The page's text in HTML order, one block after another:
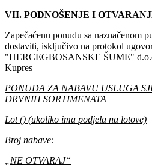
VII. PODNOŠENJE I
Zapečaćenu ponudu sa naznačenom
dostaviti, isključivo na protokol
"HERCEGBOSANSKE ŠUME"
Kupres
PONUDA ZA NABAVU USLUGA
DRVNIH SORTIMENATA
Lot () (ukoliko ima podjela na lotove)
Broj nabave:
„NE OTVARAJ“